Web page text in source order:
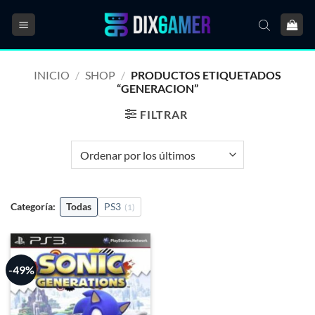
INICIO / SHOP / PRODUCTOS ETIQUETADOS
“GENERACION”
FILTRAR
Categoría: Todas PS3 (1)
-49%